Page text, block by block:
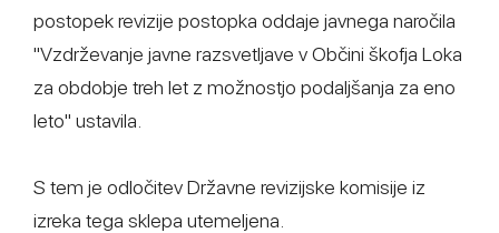
postopek revizije postopka oddaje javnega naročila
"Vzdrževanje javne razsvetljave v Občini škofja Loka
za obdobje treh let z možnostjo podaljšanja za eno
leto" ustavila.
S tem je odločitev Državne revizijske komisije iz
izreka tega sklepa utemeljena.